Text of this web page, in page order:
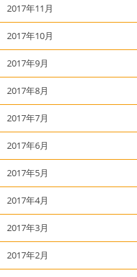
2017年11月
2017年10月
2017年9月
2017年8月
2017年7月
2017年6月
2017年5月
2017年4月
2017年3月
2017年2月